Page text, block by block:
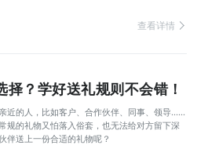
查看详情
择？学好送礼规则不会错！
近的人，比如客户、合作伙伴、同事、领导……
规的礼物又怕落入俗套，也无法给对方留下深
伴送上一份合适的礼物呢？